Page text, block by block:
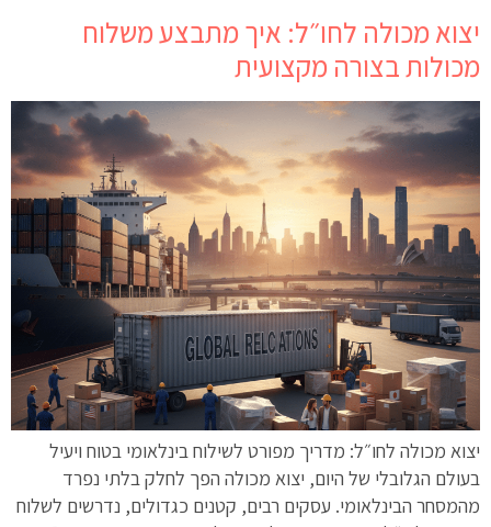
יצוא מכולה לחו״ל: איך מתבצע משלוח
מכולות בצורה מקצועית
יצוא מכולה לחו״ל: מדריך מפורט לשילוח בינלאומי בטוח ויעיל
בעולם הגלובלי של היום, יצוא מכולה הפך לחלק בלתי נפרד
מהמסחר הבינלאומי. עסקים רבים, קטנים כגדולים, נדרשים לשלוח